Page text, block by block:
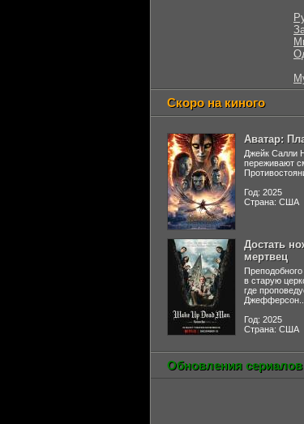
Скоро на киного
Аватар:
Джейк Салли
переживают
Год: 2025
Страна: США
Достать
мертвец
в старую
где
Джефферсон...
Год: 2025
Страна: США
Обновления сериалов